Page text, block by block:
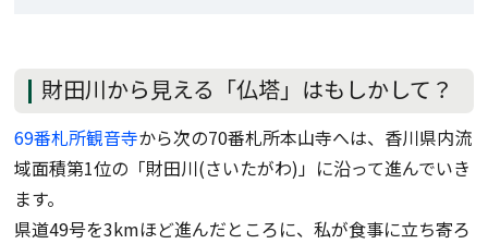
財田川から見える「仏塔」はもしかして？
69番札所観音寺から次の70番札所本山寺へは、香川県内流
域面積第1位の「財田川(さいたがわ)」に沿って進んでいき
ます。
県道49号を3kmほど進んだところに、私が食事に立ち寄ろ